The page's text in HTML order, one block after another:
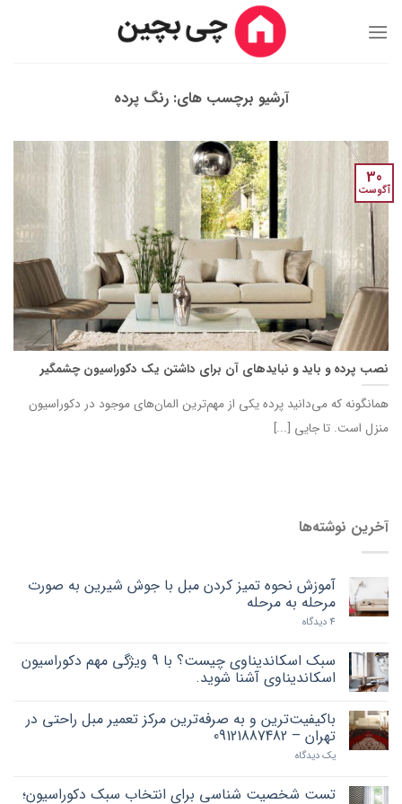
آرشیو برچسب های:رنگ پرده
نصب پرده و باید و نبایدهای آن برای داشتن یک دکوراسیون چشمگیر
همانگونه که می‌دانید پرده یکی از مهم‌ترین المان‌های موجود در دکوراسیون
منزل است. تا جایی [...]
30
آگوست
آخرین نوشته‌ها
آموزش نحوه تمیز کردن مبل با جوش شیرین به صورت
مرحله به مرحله
4 دیدگاه
سبک اسکاندیناوی چیست؟ با 9 ویژگی مهم دکوراسیون
اسکاندیناوی آشنا شوید.
باکیفیت‌ترین و به صرفه‌ترین مرکز تعمیر مبل راحتی در
تهران – 09121887482
یک دیدگاه
تست شخصیت شناسی برای انتخاب سبک دکوراسیون؛